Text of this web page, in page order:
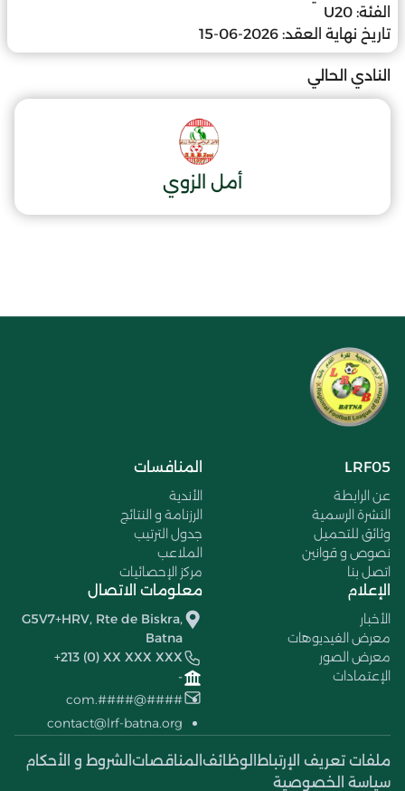
الفئة: U20
تاريخ نهاية العقد: 2026-06-15
النادي الحالي
أمل الزوي
LRF05
عن الرابطة
النشرة الرسمية
وثائق للتحميل
نصوص و قوانين
اتصل بنا
المنافسات
الأندية
الرزنامة و النتائج
جدول الترتيب
الملاعب
مركز الإحصائيات
الإعلام
الأخبار
معرض الفيديوهات
معرض الصور
الإعتمادات
معلومات الاتصال
G5V7+HRV, Rte de Biskra,
Batna
+213 (0) XX XXX XXX
-
####@####.com
contact@lrf-batna.org
ملفات تعريف الإرتباط الوظائف المناقصات الشروط و الأحكام
سياسة الخصوصية